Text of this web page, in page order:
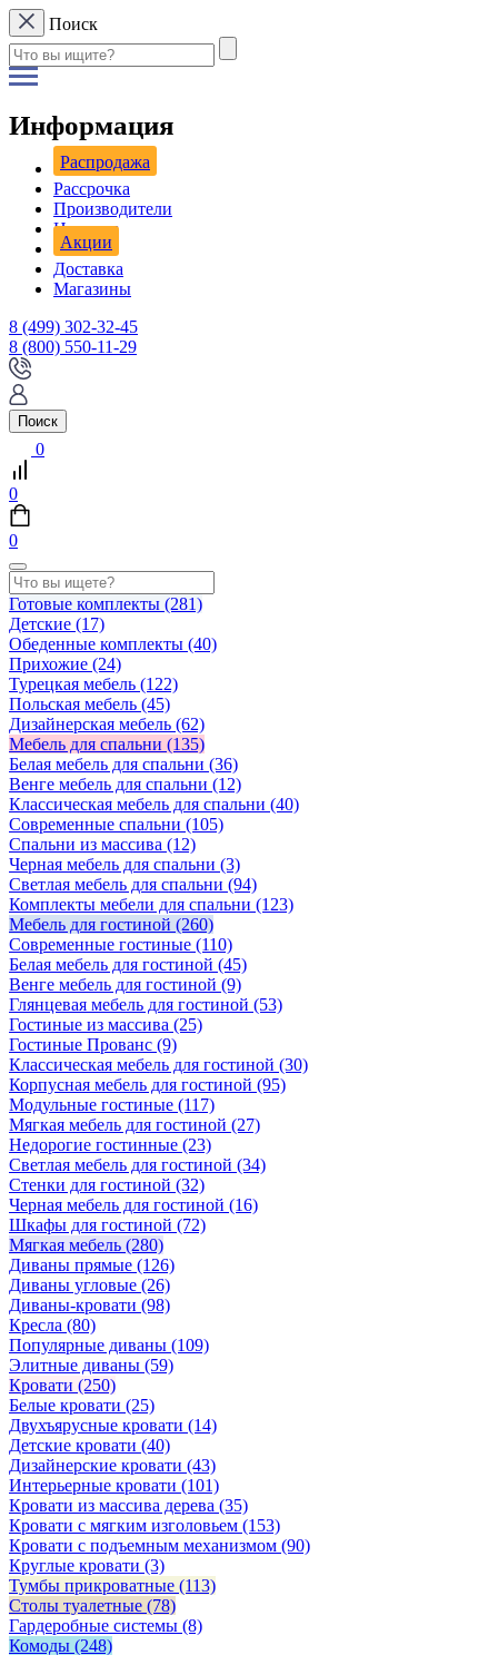
Поиск
Информация
Распродажа
Рассрочка
Производители
Новости
Акции
Доставка
Магазины
8 (499) 302-32-45
8 (800) 550-11-29
Поиск
0
0
0
Готовые комплекты (281)
Детские (17)
Обеденные комплекты (40)
Прихожие (24)
Турецкая мебель (122)
Польская мебель (45)
Дизайнерская мебель (62)
Мебель для спальни (135)
Белая мебель для спальни (36)
Венге мебель для спальни (12)
Классическая мебель для спальни (40)
Современные спальни (105)
Спальни из массива (12)
Черная мебель для спальни (3)
Светлая мебель для спальни (94)
Комплекты мебели для спальни (123)
Мебель для гостиной (260)
Современные гостиные (110)
Белая мебель для гостиной (45)
Венге мебель для гостиной (9)
Глянцевая мебель для гостиной (53)
Гостиные из массива (25)
Гостиные Прованс (9)
Классическая мебель для гостиной (30)
Корпусная мебель для гостиной (95)
Модульные гостиные (117)
Мягкая мебель для гостиной (27)
Недорогие гостинные (23)
Светлая мебель для гостиной (34)
Стенки для гостиной (32)
Черная мебель для гостиной (16)
Шкафы для гостиной (72)
Мягкая мебель (280)
Диваны прямые (126)
Диваны угловые (26)
Диваны-кровати (98)
Кресла (80)
Популярные диваны (109)
Элитные диваны (59)
Кровати (250)
Белые кровати (25)
Двухъярусные кровати (14)
Детские кровати (40)
Дизайнерские кровати (43)
Интерьерные кровати (101)
Кровати из массива дерева (35)
Кровати с мягким изголовьем (153)
Кровати с подъемным механизмом (90)
Круглые кровати (3)
Тумбы прикроватные (113)
Столы туалетные (78)
Гардеробные системы (8)
Комоды (248)